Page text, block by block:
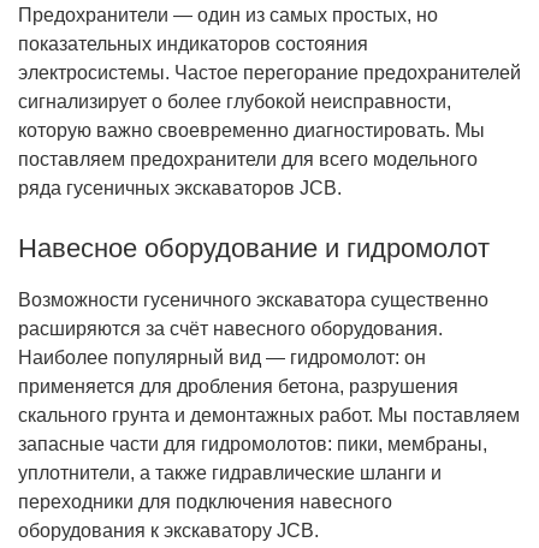
Предохранители — один из самых простых, но
показательных индикаторов состояния
электросистемы. Частое перегорание предохранителей
сигнализирует о более глубокой неисправности,
которую важно своевременно диагностировать. Мы
поставляем предохранители для всего модельного
ряда гусеничных экскаваторов JCB.
Навесное оборудование и гидромолот
Возможности гусеничного экскаватора существенно
расширяются за счёт навесного оборудования.
Наиболее популярный вид — гидромолот: он
применяется для дробления бетона, разрушения
скального грунта и демонтажных работ. Мы поставляем
запасные части для гидромолотов: пики, мембраны,
уплотнители, а также гидравлические шланги и
переходники для подключения навесного
оборудования к экскаватору JCB.